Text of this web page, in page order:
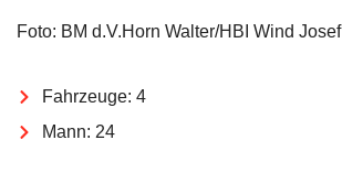
Foto: BM d.V.Horn Walter/HBI Wind Josef
Fahrzeuge: 4
Mann: 24